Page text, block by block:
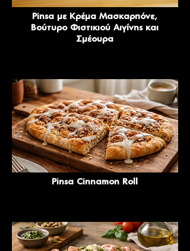
Pinsa με Κρέμα Μασκαρπόνε,
Βούτυρο Φιστικιού Αιγίνης και
Σμέουρα
Pinsa Cinnamon Roll